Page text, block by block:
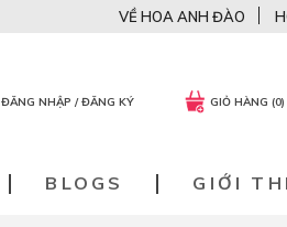
ĐĂNG NHẬP / ĐĂNG KÝ GIỎ HÀNG (0)
VỀ HOA ANH ĐÀO
BLOGS GIỚI